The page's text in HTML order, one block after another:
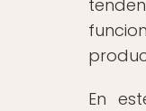
En